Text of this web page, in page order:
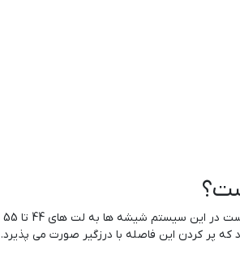
پر کردن این فاصله با درزگیر صورت می پذیرد.